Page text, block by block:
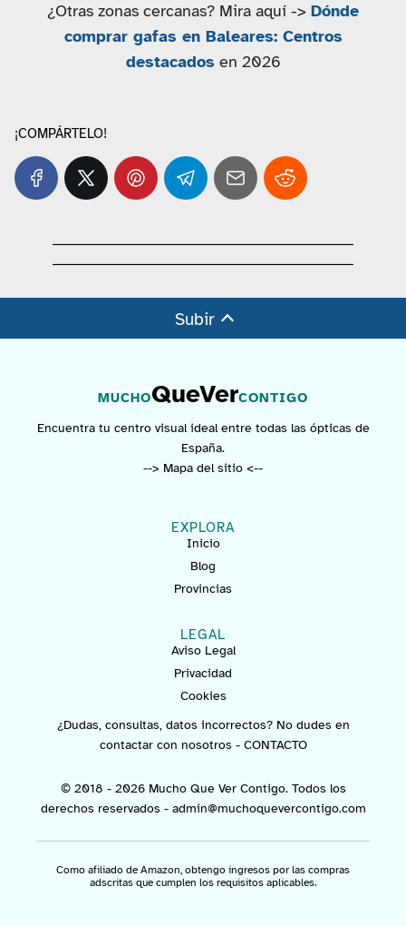
¿Otras zonas cercanas? Mira aquí -> Dónde
comprar gafas en Baleares: Centros
destacados en 2026
¡COMPÁRTELO!
Subir
MUCHOQueVerCONTIGO
Encuentra tu centro visual ideal entre todas las ópticas de
España.
--> Mapa del sitio <--
EXPLORA
Inicio
Blog
Provincias
LEGAL
Aviso Legal
Privacidad
Cookies
¿Dudas, consultas, datos incorrectos? No dudes en
contactar con nosotros - CONTACTO
© 2018 - 2026 Mucho Que Ver Contigo. Todos los
derechos reservados - admin@muchoquevercontigo.com
Como afiliado de Amazon, obtengo ingresos por las compras
adscritas que cumplen los requisitos aplicables.